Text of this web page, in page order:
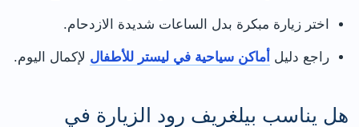
اختر زيارة مبكرة بدل الساعات شديدة الازدحام.
راجع دليل أماكن سياحية في ليستر للأطفال لإكمال اليوم.
هل يناسب بيلغريف رود الزيارة في